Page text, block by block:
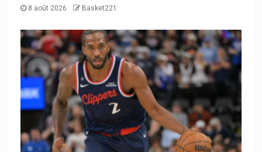
8 août 2026 Basket221